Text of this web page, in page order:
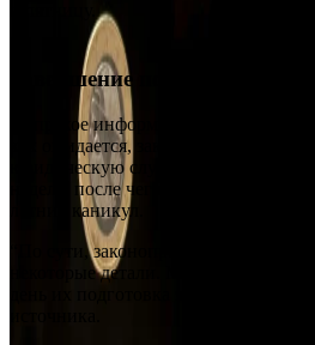
Завершение подготовки и
Кипрское информационное
как ожидается, законопроекты будут
юридическую службу для
неделе, после чего они будут
летних каникул.
“По сути, законопроекты были
некоторые детали. Мы можем
день их подготовка завершается”,